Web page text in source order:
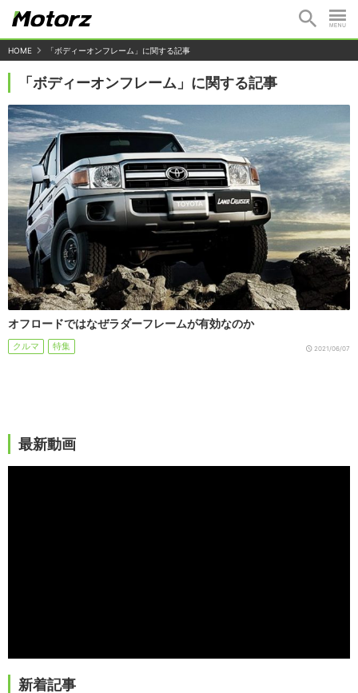
HOME 「ボディーオンフレーム」に関する記事
「ボディーオンフレーム」に関する記事
オフロードではなぜラダーフレームが有効なのか
クルマ 特集 2021/06/07
最新動画
新着記事